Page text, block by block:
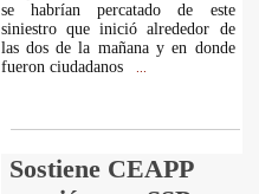
se habrían percatado de este
siniestro que inició alrededor de
las dos de la mañana y en donde
fueron ciudadanos
Sostiene CEAPP